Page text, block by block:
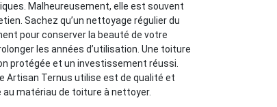
Malheureusement, elle est souvent
Sachez qu’un nettoyage régulier du
pour conserver la beauté de votre
les années d’utilisation. Une toiture
protégée et un investissement réussi.
Artisan Ternus utilise est de qualité et
matériau de toiture à nettoyer.